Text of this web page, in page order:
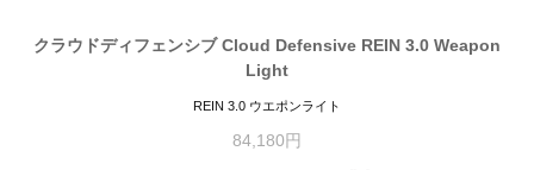
クラウドディフェンシブ Cloud Defensive REIN 3.0 Weapon
Light
REIN 3.0 ウエポンライト
84,180円